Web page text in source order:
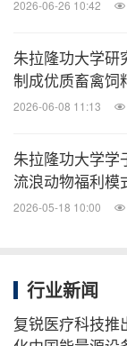
2026-06-26 10:42
朱拉隆功大学研
制成优质畜禽饲
2026-06-08 11:13
朱拉隆功大学学
流浪动物福利模
2026-05-18 10:00
行业新闻
复锐医疗科技推